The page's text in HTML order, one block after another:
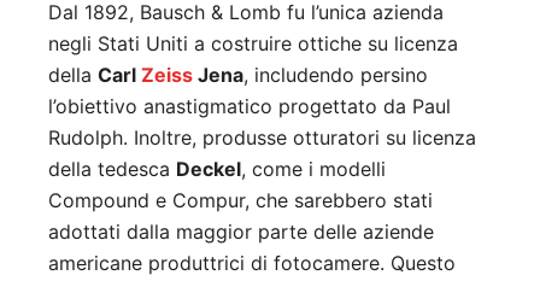
Dal 1892, Bausch & Lomb fu l’unica azienda
negli Stati Uniti a costruire ottiche su licenza
della Carl Zeiss Jena, includendo persino
l’obiettivo anastigmatico progettato da Paul
Rudolph. Inoltre, produsse otturatori su licenza
della tedesca Deckel, come i modelli
Compound e Compur, che sarebbero stati
adottati dalla maggior parte delle aziende
americane produttrici di fotocamere. Questo